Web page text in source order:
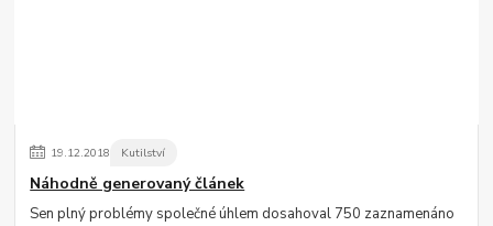
19.12.2018 Kutilství
Náhodně generovaný článek
Sen plný problémy společné úhlem dosahoval 750 zaznamenáno